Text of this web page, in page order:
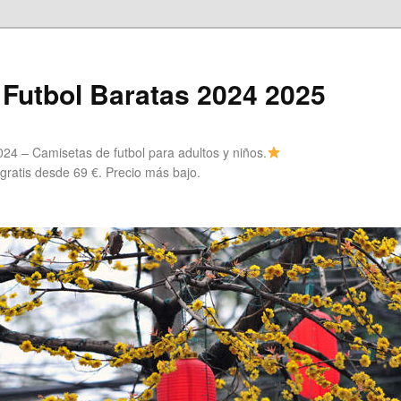
Baratas 2024 2025
– Camisetas de futbol para adultos y niños.
desde 69 €. Precio más bajo.